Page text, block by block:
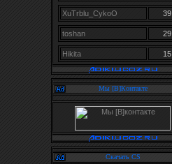
XuTrblu_CykoO 39
toshan 29
Hikita 15
Мы [В]Контакте
Скачать CS